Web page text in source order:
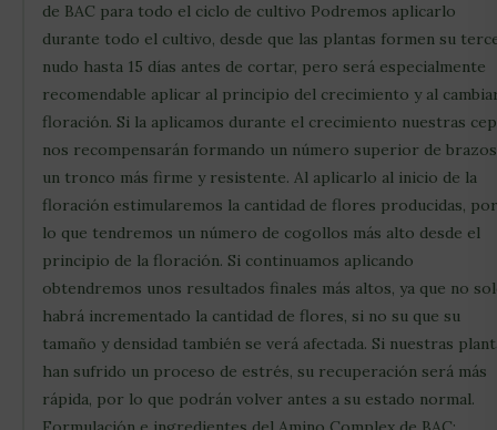
de BAC para todo el ciclo de cultivo Podremos aplicarlo
durante todo el cultivo, desde que las plantas formen su
nudo hasta 15 días antes de cortar, pero será especialmente
recomendable aplicar al principio del crecimiento y al
floración. Si la aplicamos durante el crecimiento nuestras
nos recompensarán formando un número superior de
un tronco más firme y resistente. Al aplicarlo al inicio de la
floración estimularemos la cantidad de flores producidas, por
lo que tendremos un número de cogollos más alto desde el
principio de la floración. Si continuamos aplicando
obtendremos unos resultados finales más altos, ya que no
habrá incrementado la cantidad de flores, si no su que su
tamaño y densidad también se verá afectada. Si nuestras
han sufrido un proceso de estrés, su recuperación será más
rápida, por lo que podrán volver antes a su estado normal.